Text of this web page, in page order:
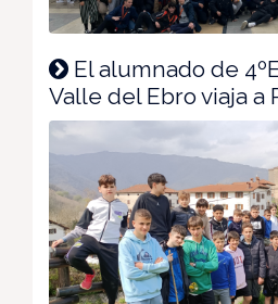
El alumnado de
Valle del Ebro viaja a